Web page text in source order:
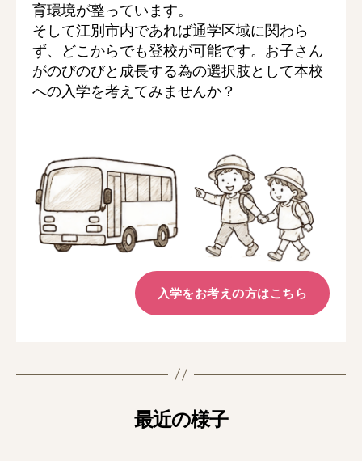
育環境が整っています。
そして江別市内であれば通学区域に関わら
ず、どこからでも登校が可能です。お子さん
がのびのびと成長する為の選択肢として本校
への入学を考えてみませんか？
入学をお考えの方はこちら
最近の様子